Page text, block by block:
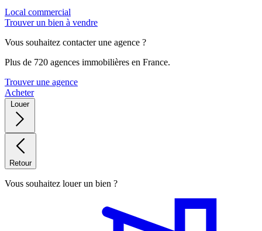
Local commercial
Trouver un bien à vendre
Vous souhaitez contacter une agence ?
Plus de 720 agences immobilières en France.
Trouver une agence
Acheter
Louer
Retour
Vous souhaitez louer un bien ?